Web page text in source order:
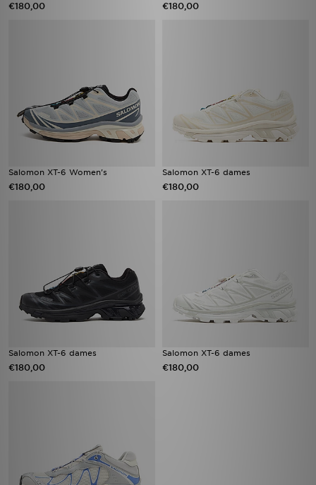
€180,00 €180,00
Salomon XT-6 Women's
€180,00
Salomon XT-6 dames​
€180,00
Salomon XT-6 dames​
€180,00
Salomon XT-6 dames​
€180,00